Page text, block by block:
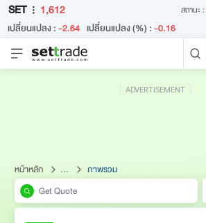
SET 1,612 สถานะ :
เปลี่ยนแปลง :-2.64 เปลี่ยนแปลง (%) :-0.16
ADVERTISEMENT
หน้าหลัก ...
ภาพรวม